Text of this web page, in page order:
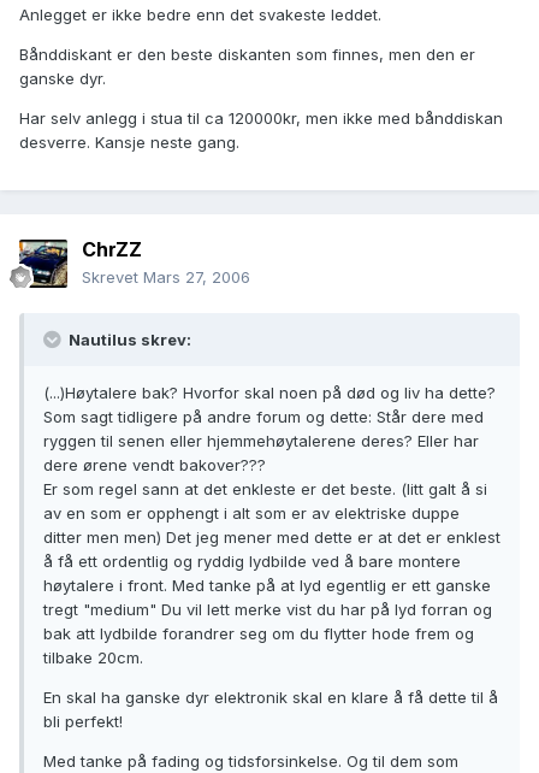
Anlegget er ikke bedre enn det svakeste leddet.
Bånddiskant er den beste diskanten som finnes, men den er
ganske dyr.
Har selv anlegg i stua til ca 120000kr, men ikke med bånddiskan
desverre. Kansje neste gang.
ChrZZ
Skrevet Mars 27, 2006
Nautilus skrev:
(...)Høytalere bak? Hvorfor skal noen på død og liv ha dette?
Som sagt tidligere på andre forum og dette: Står dere med
ryggen til senen eller hjemmehøytalerene deres? Eller har
dere ørene vendt bakover???
Er som regel sann at det enkleste er det beste. (litt galt å si
av en som er opphengt i alt som er av elektriske duppe
ditter men men) Det jeg mener med dette er at det er enklest
å få ett ordentlig og ryddig lydbilde ved å bare montere
høytalere i front. Med tanke på at lyd egentlig er ett ganske
tregt "medium" Du vil lett merke vist du har på lyd forran og
bak att lydbilde forandrer seg om du flytter hode frem og
tilbake 20cm.
En skal ha ganske dyr elektronik skal en klare å få dette til å
bli perfekt!
Med tanke på fading og tidsforsinkelse. Og til dem som